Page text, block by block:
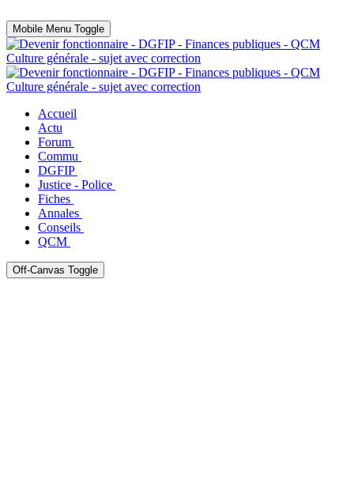
Mobile Menu Toggle
Accueil
Actu
Forum
Commu
DGFIP
Justice - Police
Fiches
Annales
Conseils
QCM
Off-Canvas Toggle